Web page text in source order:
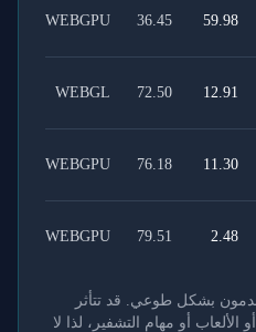
59.98
36.45
WEBGPU
12.91
72.50
WEBGL
11.30
76.18
WEBGPU
2.48
79.51
WEBGPU
بشكل طوعي. قد تتأثر
الألعاب أو مهام التشفير، لذا لا